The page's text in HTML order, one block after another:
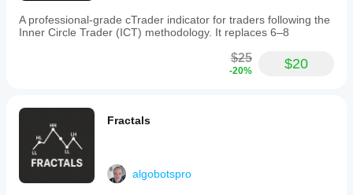
A professional-grade cTrader indicator for traders following the
Inner Circle Trader (ICT) methodology. It replaces 6–8
$25
-20% $20
Fractals
algobotspro